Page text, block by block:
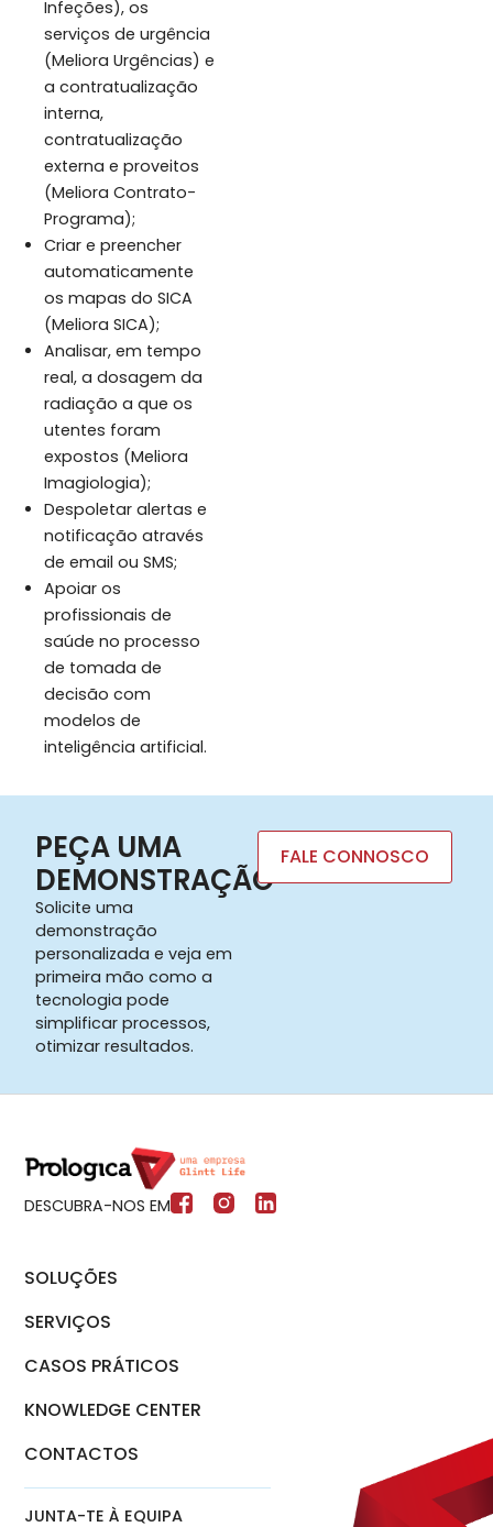
Infeções), os
serviços de urgência
(Meliora Urgências) e
a contratualização
interna,
contratualização
externa e proveitos
(Meliora Contrato-
Programa);
Criar e preencher
automaticamente
os mapas do SICA
(Meliora SICA);
Analisar, em tempo
real, a dosagem da
radiação a que os
utentes foram
expostos (Meliora
Imagiologia);
Despoletar alertas e
notificação através
de email ou SMS;
Apoiar os
profissionais de
saúde no processo
de tomada de
decisão com
modelos de
inteligência artificial.
PEÇA UMA
DEMONSTRAÇÃO
Solicite uma
demonstração
personalizada e veja em
primeira mão como a
tecnologia pode
simplificar processos,
otimizar resultados.
FALE CONNOSCO
DESCUBRA-NOS EM
SOLUÇÕES
SERVIÇOS
CASOS PRÁTICOS
KNOWLEDGE CENTER
CONTACTOS
JUNTA-TE À EQUIPA